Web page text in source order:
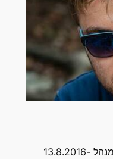
ועד מנהל 13.8.2016-